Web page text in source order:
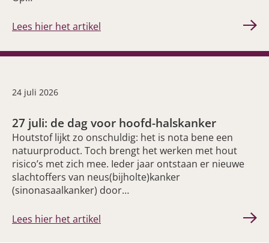
Lees hier het artikel
24 juli 2026
27 juli: de dag voor hoofd-halskanker
Houtstof lijkt zo onschuldig: het is nota bene een
natuurproduct. Toch brengt het werken met hout
risico’s met zich mee. Ieder jaar ontstaan er nieuwe
slachtoffers van neus(bijholte)kanker
(sinonasaalkanker) door…
Lees hier het artikel